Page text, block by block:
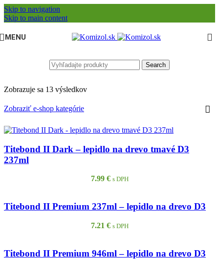
Skip to navigation
Skip to main content
MENU
Search
Zobrazuje sa 13 výsledkov
Zobraziť e-shop kategórie
Titebond II Dark – lepidlo na drevo tmavé D3
237ml
7.99 € s DPH
Titebond II Premium 237ml – lepidlo na drevo D3
7.21 € s DPH
Titebond II Premium 946ml – lepidlo na drevo D3